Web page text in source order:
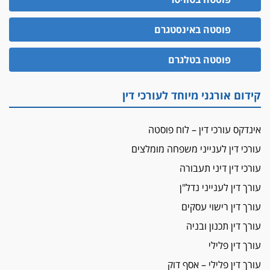
האופנוע חזר הביתה
עו"ד גיל פרידמן והרפתקאות אופנוע השטח שלו
הזכות לטנף
זוכה עורך-דין שהשווה את ברק לסינוואר ואת
"הבמות של קפלן" לחמאס
מאסר לעורך הדין
מאסר בפועל לעו"ד מהצפון שהגיש תביעות
על המידתיות
ביה"ד המשמעתי ביטל השעיה לצמיתות של
עורכת-דין שהביעה שמחה ב-7 באוקטובר
אשם
עו"ד הלל בבייב הורשע בהונאת עשרות לקוחות,
דין ומקרקעין
פוסטה באינסטגרם
פוסטה בטלגרם
קידום אורגני מיוחד לעורכי דין
אינדקס עורכי דין – לוח פוסטה
עורכי דין לענייני משפחה מומלצים
עורכי דין דיני תעבורה
עורך דין לענייני נדל"ן
עורך דין רישוי עסקים
עורך דין תכנון ובניה
עורך דין פלילי
עורך דין פלילי – אסף דוק